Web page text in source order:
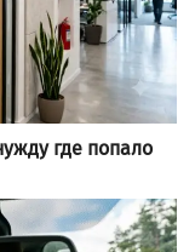
где попало